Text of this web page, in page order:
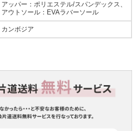
アッパー：ポリエステル/スパンデックス、
アウトソール：EVAラバーソール
カンボジア